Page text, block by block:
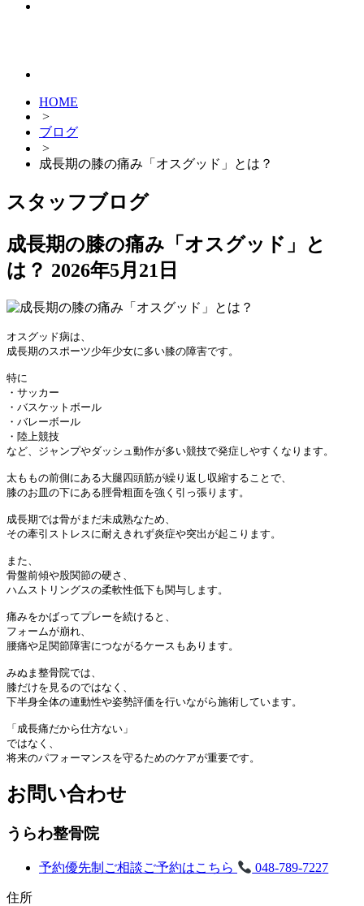
HOME
>
ブログ
>
成長期の膝の痛み「オスグッド」とは？
スタッフブログ
成長期の膝の痛み「オスグッド」と
は？ 2026年5月21日
オスグッド病は、
成長期のスポーツ少年少女に多い膝の障害です。
特に
・サッカー
・バスケットボール
・バレーボール
・陸上競技
など、ジャンプやダッシュ動作が多い競技で発症しやすくなります。
太ももの前側にある大腿四頭筋が繰り返し収縮することで、
膝のお皿の下にある脛骨粗面を強く引っ張ります。
成長期では骨がまだ未成熟なため、
その牽引ストレスに耐えきれず炎症や突出が起こります。
また、
骨盤前傾や股関節の硬さ、
ハムストリングスの柔軟性低下も関与します。
痛みをかばってプレーを続けると、
フォームが崩れ、
腰痛や足関節障害につながるケースもあります。
みぬま整骨院では、
膝だけを見るのではなく、
下半身全体の連動性や姿勢評価を行いながら施術しています。
「成長痛だから仕方ない」
ではなく、
将来のパフォーマンスを守るためのケアが重要です。
お問い合わせ
うらわ整骨院
予約優先制 ご相談ご予約はこちら 048-789-7227
住所